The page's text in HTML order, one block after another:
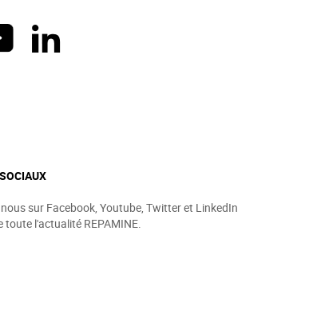
sur Facebook, Youtube, Twitter et LinkedIn
toute l'actualité REPAMINE.